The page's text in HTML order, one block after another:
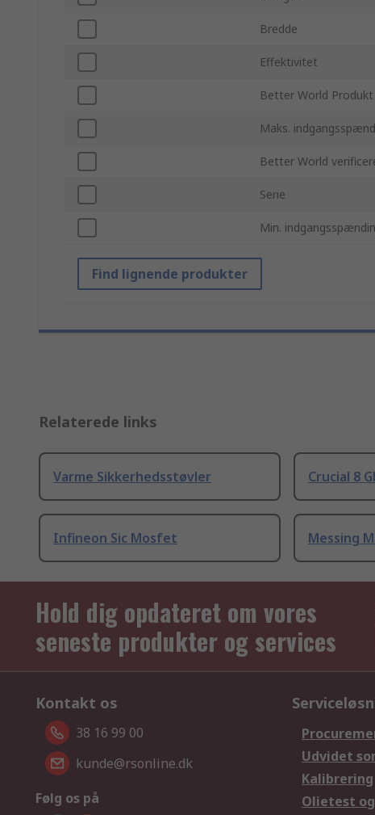
Bredde
Effektivitet
Better World Produkt
Maks.
Better World
Serie
Min.
Find lignende produkter
Relaterede links
Varme Sikkerhedsstøvler Crucial 8
Infineon Sic Mosfet Messing
Hold dig opdateret om vores
seneste produkter og services
Kontakt os
38 16 99 00
kunde@rsonline.dk
Følg os på
Udvidet
Kalibrering
Olietest